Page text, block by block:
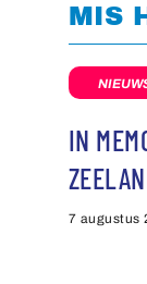
MIS
IN
7 augustus